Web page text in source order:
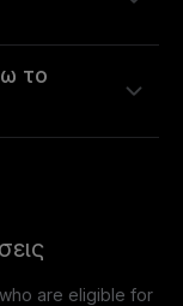
το
are eligible for